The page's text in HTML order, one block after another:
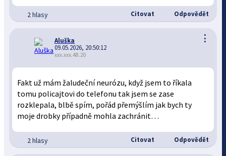
2 hlasy Citovat Odpovědět
⋮
Aluška
09.05.2026, 20:50:12
xxx.xxx.48.20
Fakt už mám žaludeční neurózu, když jsem to říkala
tomu policajtovi do telefonu tak jsem se zase
rozklepala, blbě spím, pořád přemýšlím jak bych ty
moje drobky případně mohla zachránit…
2 hlasy Citovat Odpovědět